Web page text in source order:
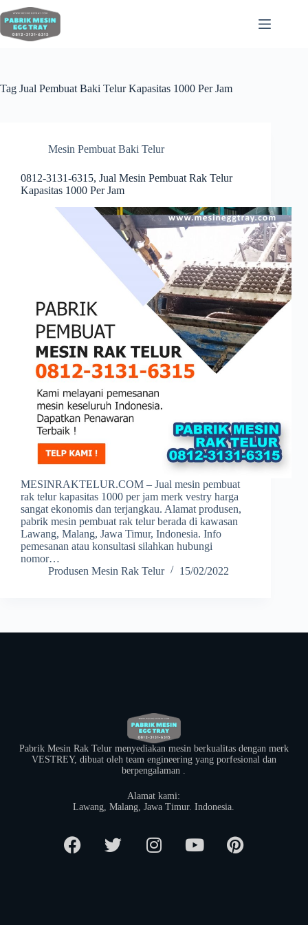
Tag Jual Pembuat Baki Telur Kapasitas 1000 Per Jam
Mesin Pembuat Baki Telur
0812-3131-6315, Jual Mesin Pembuat Rak Telur
Kapasitas 1000 Per Jam
MESINRAKTELUR.COM – Jual mesin pembuat
rak telur kapasitas 1000 per jam merk vestry harga
sangat ekonomis dan terjangkau. Alamat produsen,
pabrik mesin pembuat rak telur berada di kawasan
Lawang, Malang, Jawa Timur, Indonesia. Info
pemesanan atau konsultasi silahkan hubungi
nomor…
Produsen Mesin Rak Telur
15/02/2022
Pabrik Mesin Rak Telur menyediakan mesin berkualitas dengan merk
VESTREY, dibuat oleh team engineering yang porfesional dan
berpengalaman .
Alamat kami:
​Lawang, Malang, Jawa Timur. Indonesia.